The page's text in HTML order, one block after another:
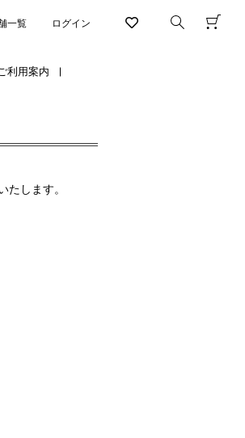
ログイン
一覧
利用案内
します。